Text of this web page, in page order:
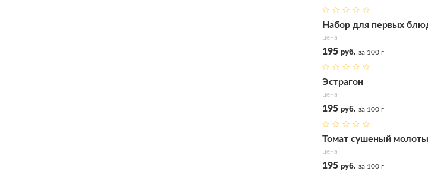
Купить
Набор для первых
цена
195 руб. за 100 г
Купить
Эстрагон
цена
195 руб. за 100 г
Купить
Томат сушеный
цена
195 руб. за 100 г